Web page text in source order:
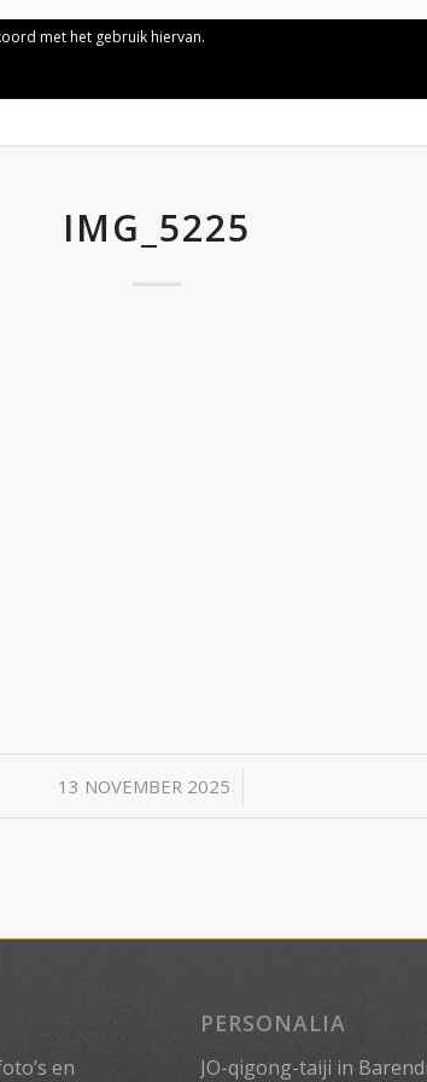
IMG_5225
13 NOVEMBER 2025
/
en
PERSONALIA
JO-qigong-taiji in
met het gebruik hiervan.